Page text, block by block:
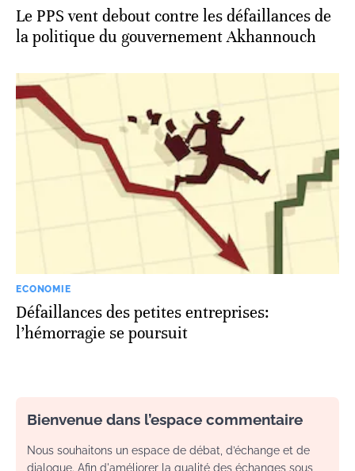
Le PPS vent debout contre les défaillances de
la politique du gouvernement Akhannouch
ECONOMIE
Défaillances des petites entreprises:
l’hémorragie se poursuit
Bienvenue dans l’espace commentaire
Nous souhaitons un espace de débat, d’échange et de
dialogue. Afin d'améliorer la qualité des échanges sous